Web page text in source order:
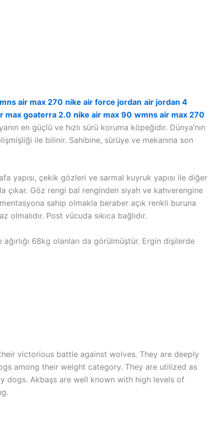
air max 270 nike air force jordan air jordan 4
max goaterra 2.0 nike air max 90 wmns air max 270
en güçlü ve hızlı sürü koruma köpeğidir. Dünya’nın
ile bilinir. Sahibine, sürüye ve mekanına son
yapısı, çekik gözleri ve sarmal kuyruk yapısı ile diğer
çıkar. Göz rengi bal renginden siyah ve kahverengine
sahip olmakla beraber açık renkli buruna
Post vücuda sıkıca bağlıdır.
68kg olanları da görülmüştür. Ergin dişilerde
victorious battle against wolves. They are deeply
among their weight category. They are utilized as
dogs. Akbaşs are well known with high levels of